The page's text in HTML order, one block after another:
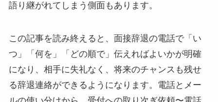
語り継がれてしまう側面もあります。
この記事を読み終えると、面接辞退の電話で「い
つ」「何を」「どの順で」伝えればよいかが明確
になり、相手に失礼なく、将来のチャンスも残せ
る辞退連絡ができるようになります。電話とメー